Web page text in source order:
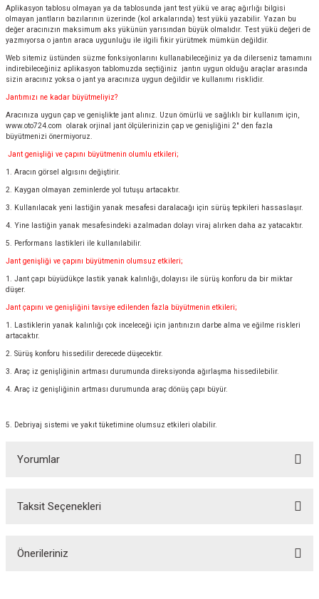
Aplikasyon tablosu olmayan ya da tablosunda jant test yükü ve araç ağırlığı bilgisi
olmayan jantların bazılarının üzerinde (kol arkalarında) test yükü yazabilir. Yazan bu
değer aracınızın maksimum aks yükünün yarısından büyük olmalıdır. Test yükü değeri de
yazmıyorsa o jantın araca uygunluğu ile ilgili fikir yürütmek mümkün değildir.
Web sitemiz üstünden süzme fonksiyonlarını kullanabileceğiniz ya da dilerseniz tamamını
indirebileceğiniz aplikasyon tablomuzda seçtiğiniz jantın uygun olduğu araçlar arasında
sizin aracınız yoksa o jant ya aracınıza uygun değildir ve kullanımı risklidir.
Jantımızı ne kadar büyütmeliyiz?
Aracınıza uygun çap ve genişlikte jant alınız. Uzun ömürlü ve sağlıklı bir kullanım için,
www.oto724.com olarak orjinal jant ölçülerinizin çap ve genişliğini 2" den fazla
büyütmenizi önermiyoruz.
Jant genişliği ve çapını büyütmenin olumlu etkileri;
1. Aracın görsel algısını değiştirir.
2. Kaygan olmayan zeminlerde yol tutuşu artacaktır.
3. Kullanılacak yeni lastiğin yanak mesafesi daralacağı için sürüş tepkileri hassaslaşır.
4. Yine lastiğin yanak mesafesindeki azalmadan dolayı viraj alırken daha az yatacaktır.
5. Performans lastikleri ile kullanılabilir.
Jant genişliği ve çapını büyütmenin olumsuz etkileri;
1. Jant çapı büyüdükçe lastik yanak kalınlığı, dolayısı ile sürüş konforu da bir miktar
düşer.
Jant çapını ve genişliğini tavsiye edilenden fazla büyütmenin etkileri;
1. Lastiklerin yanak kalınlığı çok inceleceği için jantınızın darbe alma ve eğilme riskleri
artacaktır.
2. Sürüş konforu hissedilir derecede düşecektir.
3. Araç iz genişliğinin artması durumunda direksiyonda ağırlaşma hissedilebilir.
4. Araç iz genişliğinin artması durumunda araç dönüş çapı büyür.
5. Debriyaj sistemi ve yakıt tüketimine olumsuz etkileri olabilir.
Yorumlar
Bu ürüne ilk yorumu siz yapın!
Taksit Seçenekleri
Önerileriniz